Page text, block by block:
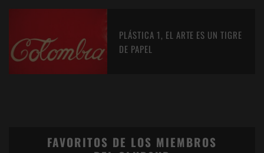
PLÁSTICA 1, EL ARTE ES UN TIGRE
DE PAPEL
FAVORITOS DE LOS MIEMBROS